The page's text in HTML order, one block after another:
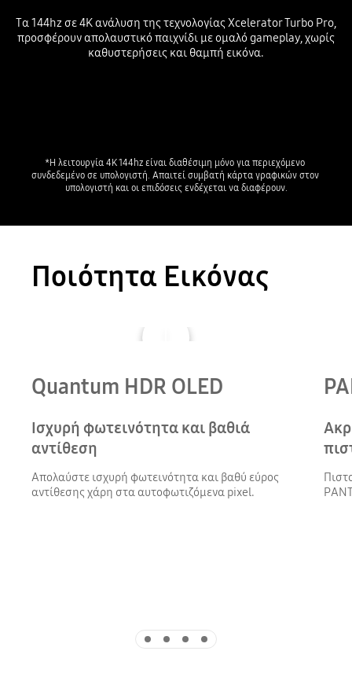
Τα 144hz σε 4Κ ανάλυση της τεχνολογίας Xcelerator Turbo Pro,
προσφέρουν απολαυστικό παιχνίδι με ομαλό gameplay, χωρίς
καθυστερήσεις και θαμπή εικόνα.
*Η λειτουργία 4K 144hz είναι διαθέσιμη μόνο για περιεχόμενο
συνδεδεμένο σε υπολογιστή. Απαιτεί συμβατή κάρτα γραφικών στον
υπολογιστή και οι επιδόσεις ενδέχεται να διαφέρουν.
Ποιότητα Εικόνας
Quantum HDR OLED
Ισχυρή φωτεινότητα και βαθιά
αντίθεση
Απολαύστε ισχυρή φωτεινότητα και βαθύ εύρος
αντίθεσης χάρη στα αυτοφωτιζόμενα pixel.